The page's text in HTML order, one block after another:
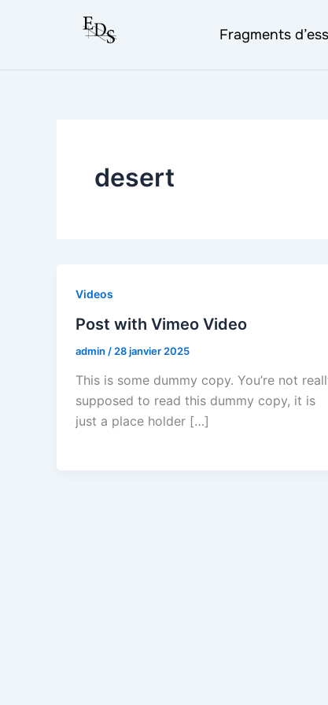
Fragments
desert
Videos
Post with Vimeo Video
admin / 28 janvier 2025
This is some dummy copy. You’re not
supposed to read this dummy copy, it is
just a place holder […]